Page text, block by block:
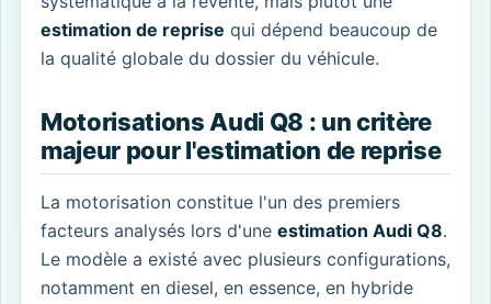
estimation de reprise qui dépend beaucoup de
la qualité globale du dossier du véhicule.
Motorisations Audi Q8 : un critère
majeur pour l'estimation de reprise
La motorisation constitue l'un des premiers
facteurs analysés lors d'une estimation Audi Q8.
Le modèle a existé avec plusieurs configurations,
notamment en diesel, en essence, en hybride